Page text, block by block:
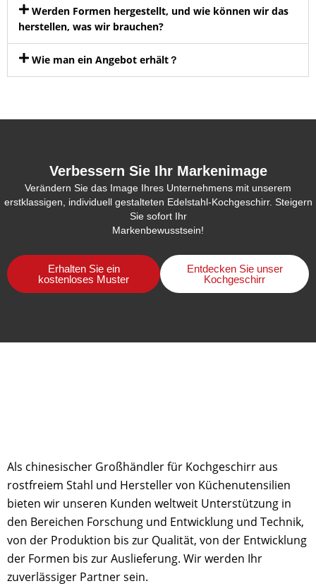
Werden Formen hergestellt, und wie können wir das
herstellen, was wir brauchen?
Wie man ein Angebot erhält？
Verbessern Sie Ihr Markenimage
Verändern Sie das Image Ihres Unternehmens mit unserem
erstklassigen, individuell gestalteten Edelstahl-Kochgeschirr. Steigern
Sie sofort Ihr
Markenbewusstsein!
Erhalten Sie ein
kostenloses Muster
Entdecken Sie unser
Kochgeschirr
Als chinesischer Großhändler für Kochgeschirr aus
rostfreiem Stahl und Hersteller von Küchenutensilien
bieten wir unseren Kunden weltweit Unterstützung in
den Bereichen Forschung und Entwicklung und Technik,
von der Produktion bis zur Qualität, von der Entwicklung
der Formen bis zur Auslieferung. Wir werden Ihr
zuverlässiger Partner sein.